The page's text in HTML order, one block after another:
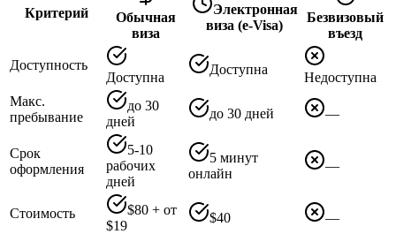
Критерий
Обычная
виза
Электронная
виза (e-Visa)
Безвизовый
въезд
Доступность
Доступна
Доступна
Недоступна
Макс.
пребывание
до 30
дней
до 30 дней —
Срок
оформления
5-10
рабочих
дней
5 минут
онлайн
—
Стоимость
$80 + от
$19
$40
—